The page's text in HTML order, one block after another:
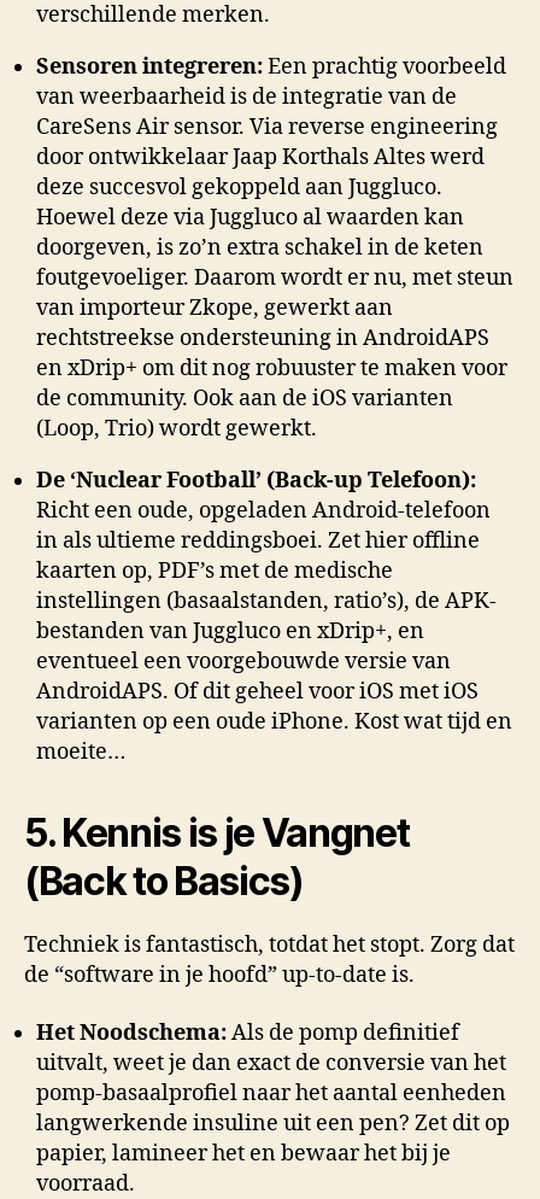
verschillende merken.
Sensoren integreren:Een prachtig voorbeeld
van weerbaarheid is de integratie van de
CareSens Air sensor. Via reverse engineering
door ontwikkelaar Jaap Korthals Altes werd
deze succesvol gekoppeld aan Juggluco.
Hoewel deze via Juggluco al waarden kan
doorgeven, is zo’n extra schakel in de keten
foutgevoeliger. Daarom wordt er nu, met steun
van importeur Zkope, gewerkt aan
rechtstreekse ondersteuning in AndroidAPS
en xDrip+ om dit nog robuuster te maken voor
de community. Ook aan de iOS varianten
(Loop, Trio) wordt gewerkt.
De ‘Nuclear Football’ (Back-up Telefoon):
Richt een oude, opgeladen Android-telefoon
in als ultieme reddingsboei. Zet hier offline
kaarten op, PDF’s met de medische
instellingen (basaalstanden, ratio’s), de APK-
bestanden van Juggluco en xDrip+, en
eventueel een voorgebouwde versie van
AndroidAPS. Of dit geheel voor iOS met iOS
varianten op een oude iPhone. Kost wat tijd en
moeite…
5. Kennis is je Vangnet
(Back to Basics)
Techniek is fantastisch, totdat het stopt. Zorg dat
de “software in je hoofd” up-to-date is.
Het Noodschema:Als de pomp definitief
uitvalt, weet je dan exact de conversie van het
pomp-basaalprofiel naar het aantal eenheden
langwerkende insuline uit een pen? Zet dit op
papier, lamineer het en bewaar het bij je
voorraad.